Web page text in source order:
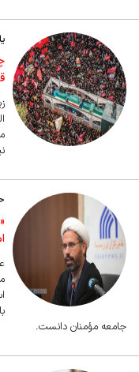
جامعه مؤمنان دانست.